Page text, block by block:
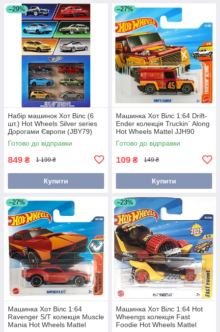
–29%
Набір машинок Хот Вілс (6
шт.) Hot Wheels Silver series
Дорогами Європи (JBY79)
Готово до відправки
849 ₴ 1 199 ₴
Купити
–27%
Машинка Хот Вілс 1:64 Drift-
Ender колекція Truckin` Along
Hot Wheels Mattel JJH90
Готово до відправки
109 ₴ 149 ₴
Купити
–27%
Машинка Хот Вілс 1:64
Ravenger S/T колекція Muscle
Mania Hot Wheels Mattel
–23%
Машинка Хот Вілс 1:64 Hot
Wheengs колекція Fast
Foodie Hot Wheels Mattel